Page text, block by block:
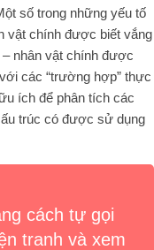
số trong những yếu tố
vật chính được biết vắng
– nhân vật chính được
các “trường hợp” thực
ích để phân tích các
trúc có được sử dụng
cách tự gọi
tranh và xem